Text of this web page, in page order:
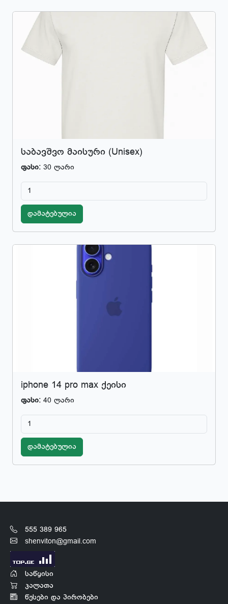
საბავშვო მაისური (Unisex)
ფასი: 30 ლარი
დამატებულია
iphone 14 pro max ქეისი
ფასი: 40 ლარი
დამატებულია
555 389 965
shenviton@gmail.com
საწყისი
კალათა
წესები და პირობები